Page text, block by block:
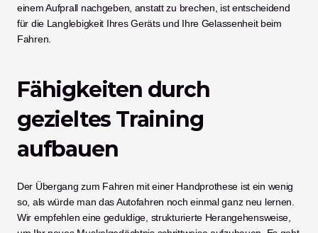
einem Aufprall nachgeben, anstatt zu brechen, ist entscheidend
für die Langlebigkeit Ihres Geräts und Ihre Gelassenheit beim
Fahren.
Fähigkeiten durch
gezieltes Training
aufbauen
Der Übergang zum Fahren mit einer Handprothese ist ein wenig
so, als würde man das Autofahren noch einmal ganz neu lernen.
Wir empfehlen eine geduldige, strukturierte Herangehensweise,